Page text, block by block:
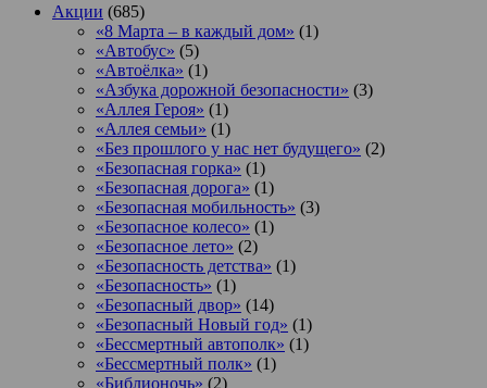
Акции (685)
«8 Марта – в каждый дом» (1)
«Автобус» (5)
«Автоёлка» (1)
«Азбука дорожной безопасности» (3)
«Аллея Героя» (1)
«Аллея семьи» (1)
«Без прошлого у нас нет будущего» (2)
«Безопасная горка» (1)
«Безопасная дорога» (1)
«Безопасная мобильность» (3)
«Безопасное колесо» (1)
«Безопасное лето» (2)
«Безопасность детства» (1)
«Безопасность» (1)
«Безопасный двор» (14)
«Безопасный Новый год» (1)
«Бессмертный автополк» (1)
«Бессмертный полк» (1)
«Библионочь» (2)